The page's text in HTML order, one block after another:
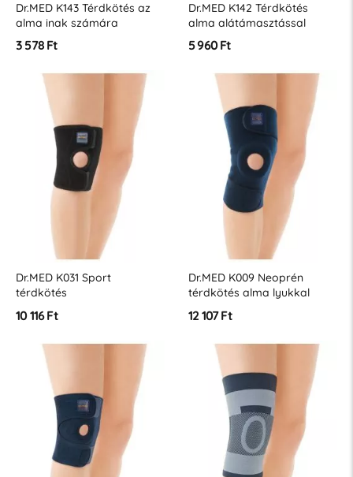
Dr.MED K143 Térdkötés az
alma inak számára
3 578 Ft
Dr.MED K142 Térdkötés
alma alátámasztással
5 960 Ft
Dr.MED K031 Sport
térdkötés
10 116 Ft
Dr.MED K009 Neoprén
térdkötés alma lyukkal
12 107 Ft